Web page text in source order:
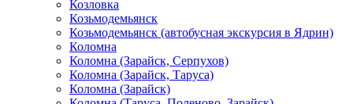
Козловка
Козьмодемьянск
Козьмодемьянск (автобусная экскурсия в Ядрин)
Коломна
Коломна (Зарайск, Серпухов)
Коломна (Зарайск, Таруса)
Коломна (Зарайск)